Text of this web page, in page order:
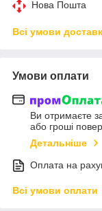
Нова Пошта
Всі умови
Умови оплати
Ви отримаєте
або гроші
Детальніше
Оплата на
Всі умови оплати